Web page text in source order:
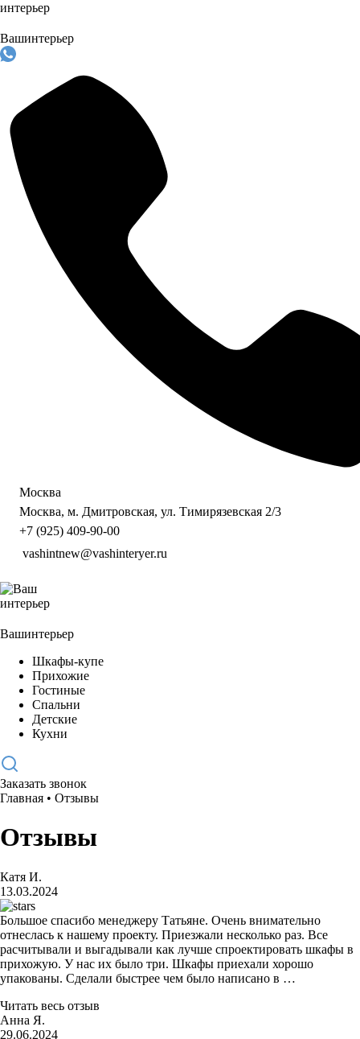
Вашинтерьер
Москва
Москва, м. Дмитровская, ул. Тимирязевская 2/3
+7 (925) 409-90-00
vashintnew@vashinteryer.ru
Вашинтерьер
Шкафы-купе
Прихожие
Гостиные
Спальни
Детские
Кухни
Заказать звонок
Главная • Отзывы
Отзывы
Катя И.
13.03.2024
Большое спасибо менеджеру Татьяне. Очень внимательно
отнеслась к нашему проекту. Приезжали несколько раз. Все
расчитывали и выгадывали как лучше спроектировать шкафы в
прихожую. У нас их было три. Шкафы приехали хорошо
упакованы. Сделали быстрее чем было написано в …
Читать весь отзыв
Анна Я.
29.06.2024